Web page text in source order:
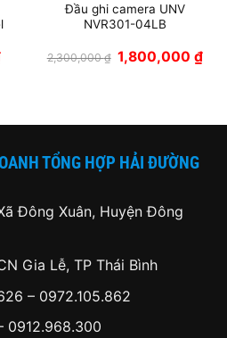
Giá
Đầu ghi camera UNV
NVR301-04LB
2,300,000₫ Giá
gốc
1,800,000₫Giá
TỔNG HỢP HẢI ĐƯỜNG
Đông Xuân, Huyện Đông
Gia Lễ, TP Thái Bình
– 0972.105.862
0912.968.300